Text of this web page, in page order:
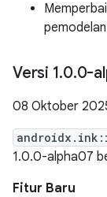
Versi 1.0.0-
08 Oktober
1.0.0-alpha07
Fitur Baru